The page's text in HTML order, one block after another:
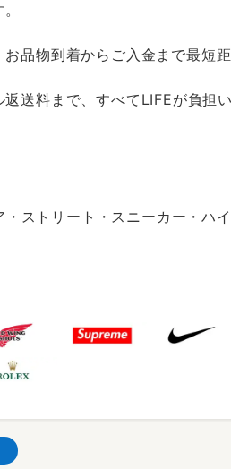
品物到着からご入金まで最短距
送料まで、すべてLIFEが負担い
ストリート・スニーカー・ハ